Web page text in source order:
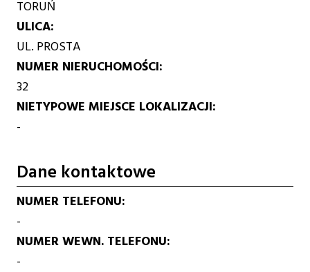
TORUŃ
ULICA
UL. PROSTA
NUMER NIERUCHOMOŚCI
32
NIETYPOWE MIEJSCE LOKALIZACJI
-
Dane kontaktowe
NUMER TELEFONU
-
NUMER WEWN. TELEFONU
-